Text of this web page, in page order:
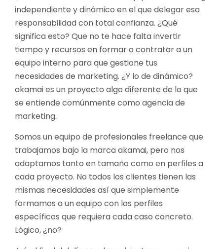
independiente y dinámico en el que delegar esa
responsabilidad con total confianza. ¿Qué
significa esto? Que no te hace falta invertir
tiempo y recursos en formar o contratar a un
equipo interno para que gestione tus
necesidades de marketing. ¿Y lo de dinámico?
akamai es un proyecto algo diferente de lo que
se entiende comúnmente como agencia de
marketing.
Somos un equipo de profesionales freelance que
trabajamos bajo la marca akamai, pero nos
adaptamos tanto en tamaño como en perfiles a
cada proyecto. No todos los clientes tienen las
mismas necesidades así que simplemente
formamos a un equipo con los perfiles
específicos que requiera cada caso concreto.
Lógico, ¿no?